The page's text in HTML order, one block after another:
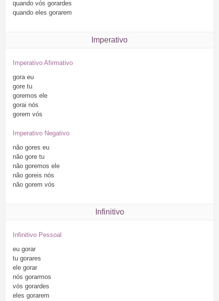
quando vós gorardes
quando eles gorarem
Imperativo
Imperativo Afirmativo
gora eu
gore tu
goremos ele
gorai nós
gorem vós
Imperativo Negativo
não gores eu
não gore tu
não goremos ele
não goreis nós
não gorem vós
Infinitivo
Infinitivo Pessoal
eu gorar
tu gorares
ele gorar
nós gorarmos
vós gorardes
eles gorarem